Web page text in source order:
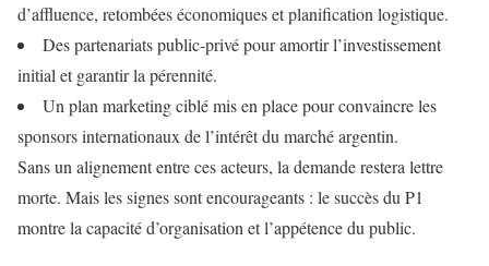
d’affluence, retombées économiques et planification logistique.
Des partenariats public-privé pour amortir l’investissement
initial et garantir la pérennité.
Un plan marketing ciblé mis en place pour convaincre les
sponsors internationaux de l’intérêt du marché argentin.
Sans un alignement entre ces acteurs, la demande restera lettre
morte. Mais les signes sont encourageants : le succès du P1
montre la capacité d’organisation et l’appétence du public.